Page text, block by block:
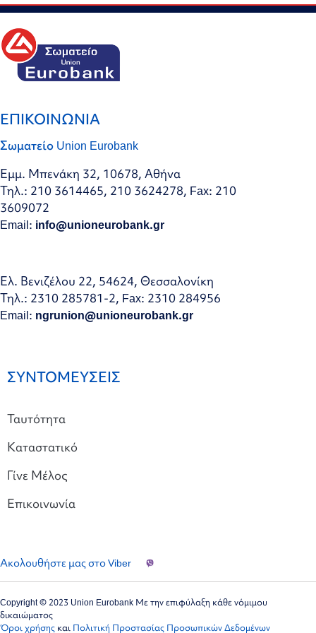
ΕΠΙΚΟΙΝΩΝΙΑ
Σωματείο Union Eurobank
Εμμ. Μπενάκη 32, 10678, Αθήνα
Τηλ.: 210 3614465, 210 3624278, Fax: 210
3609072
Email: info@unioneurobank.gr
Ελ. Βενιζέλου 22, 54624, Θεσσαλονίκη
Τηλ.: 2310 285781-2, Fax: 2310 284956
Email: ngrunion@unioneurobank.gr
ΣΥΝΤΟΜΕΥΣΕΙΣ
Ταυτότητα
Καταστατικό
Γίνε Μέλος
Επικοινωνία
Ακολουθήστε μας στο Viber
Copyright © 2023 Union Eurobank Με την επιφύλαξη κάθε νόμιμου
δικαιώματος
Όροι χρήσης και Πολιτική Προστασίας Προσωπικών Δεδομένων